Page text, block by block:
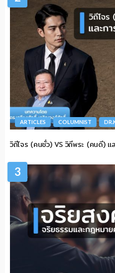
ARTICLES COLUMNIST
วิถีโจร (คนชั่ว) VS วิถีพระ (คนดี) แ
3